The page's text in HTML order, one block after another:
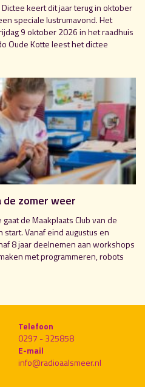
keert dit jaar terug in oktober
speciale lustrumavond. Het
9 oktober 2026 in het raadhuis
Oude Kotte leest het dictee
zomer weer
de Maakplaats Club van de
Vanaf eind augustus en
8 jaar deelnemen aan workshops
met programmeren, robots
Telefoon
0297 - 325858
E-mail
info@radioaalsmeer.nl